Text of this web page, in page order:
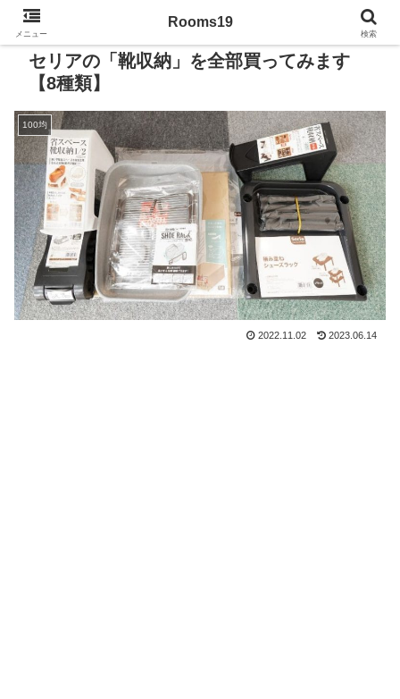
セリアの「靴収納」を全部買ってみます
【8種類】
100均
2022.11.02 2023.06.14
メニュー
Rooms19
検索